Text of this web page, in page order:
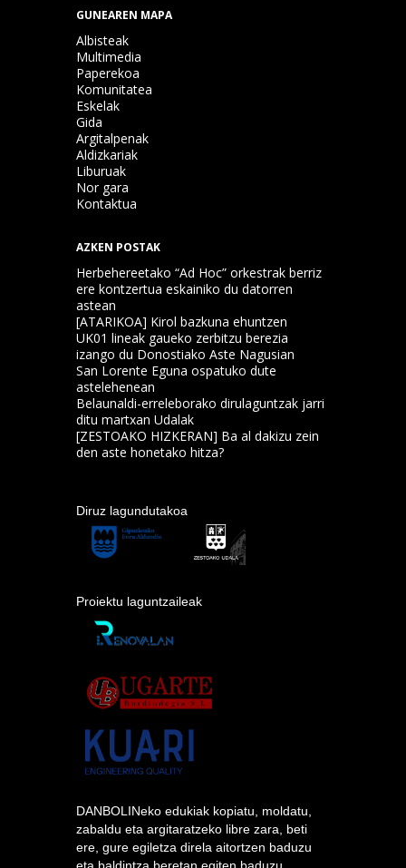
GUNEAREN MAPA
Albisteak
Multimedia
Paperekoa
Komunitatea
Eskelak
Gida
Argitalpenak
Aldizkariak
Liburuak
Nor gara
Kontaktua
AZKEN POSTAK
Herbehereetako “Ad Hoc” orkestrak berriz
ere kontzertua eskainiko du datorren
astean
[ATARIKOA] Kirol bazkuna ehuntzen
UK01 lineak gaueko zerbitzu berezia
izango du Donostiako Aste Nagusian
San Lorente Eguna ospatuko dute
astelehenean
Belaunaldi-erreleborako dirulaguntzak jarri
ditu martxan Udalak
[ZESTOAKO HIZKERAN] Ba al dakizu zein
den aste honetako hitza?
Diruz lagundutakoa
Proiektu laguntzaileak
DANBOLINeko edukiak kopiatu, moldatu,
zabaldu eta argitaratzeko libre zara, beti
ere, gure egiletza direla aitortzen baduzu